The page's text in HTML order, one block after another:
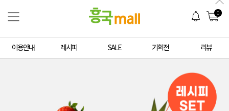
0
이용안내 레시피 SALE 기획전 리뷰